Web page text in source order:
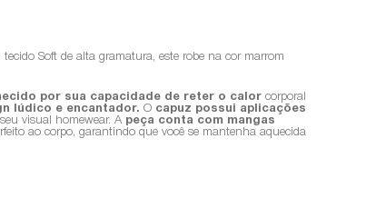
Soft de alta gramatura, este robe na cor marrom
por sua capacidade de reter o calor corporal
lúdico e encantador. O capuz possui aplicações
visual homewear. A peça conta com mangas
ao corpo, garantindo que você se mantenha aquecida